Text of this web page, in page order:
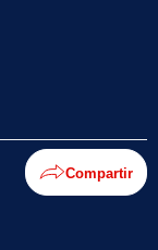
Compartir